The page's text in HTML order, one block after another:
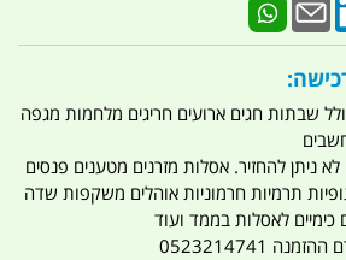
7 ימים לא כולל שבתות חגים ארועים חריגים מלחמות מגפה
ניתן להחזיר. אסלות מזרנים מטענים פנסים
תרמיות חרמוניות אוהלים משקפות שדה
לאסלות בממד ועוד
0523214741